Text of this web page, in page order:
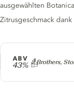
Producer
2 Brothers,
ABV
43%
ausgewählten
Zitrusgeschmack